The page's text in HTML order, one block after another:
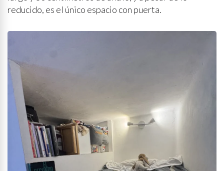
reducido, es el único espacio con puerta.